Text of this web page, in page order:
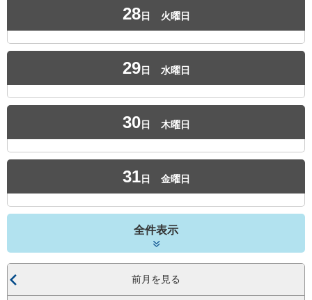
28日 火曜日
29日 水曜日
30日 木曜日
31日 金曜日
全件表示
前月を見る